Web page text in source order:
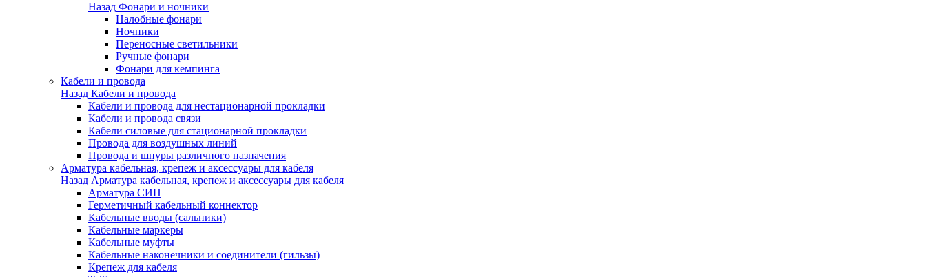
Назад Фонари и ночники
Налобные фонари
Ночники
Переносные светильники
Ручные фонари
Фонари для кемпинга
Кабели и провода
Назад Кабели и провода
Кабели и провода для нестационарной прокладки
Кабели и провода связи
Кабели силовые для стационарной прокладки
Провода для воздушных линий
Провода и шнуры различного назначения
Арматура кабельная, крепеж и аксессуары для кабеля
Назад Арматура кабельная, крепеж и аксессуары для кабеля
Арматура СИП
Герметичный кабельный коннектор
Кабельные вводы (сальники)
Кабельные маркеры
Кабельные муфты
Кабельные наконечники и соединители (гильзы)
Крепеж для кабеля